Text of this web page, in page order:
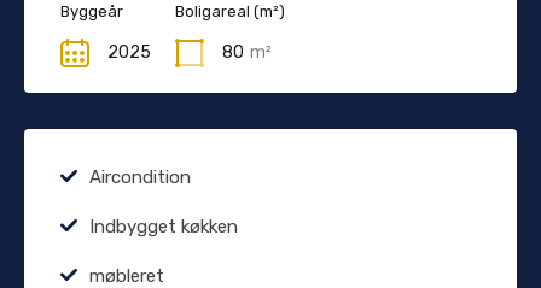
Byggeår
2025
Boligareal (m²)
80 m²
Aircondition
Indbygget køkken
møbleret